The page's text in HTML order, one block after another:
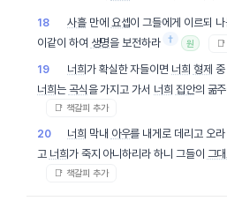
18 사흘만에 요셉이 그들에게 이르되
이같이 하여 생명을 보전하라 † 원
19 너희 가 확실한 자들이면 너희 형제
너희 는 곡식을 가지고 가서 너희 집안의 굶
📑 책갈피 추가
20 너희 막내 아우를 내게로 데리고 오라
고 너희 가 죽지 아니하리라 하니 그들이 그
📑 책갈피 추가